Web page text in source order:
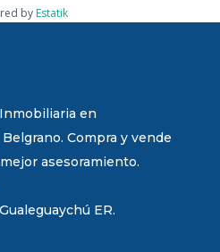
by Estatik
en
Compra y vende
asesoramiento.
ER.